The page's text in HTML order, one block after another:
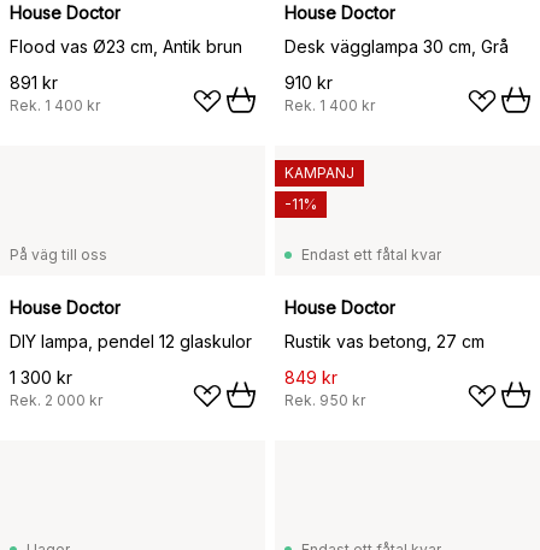
House Doctor
Flood vas Ø23 cm, Antik brun
891 kr
Rek. 1 400 kr
House Doctor
Desk vägglampa 30 cm, Grå
910 kr
Rek. 1 400 kr
På väg till oss
House Doctor
DIY lampa, pendel 12 glaskulor
1 300 kr
Rek. 2 000 kr
Endast ett fåtal kvar
House Doctor
Rustik vas betong, 27 cm
849 kr
Rek. 950 kr
KAMPANJ
-11%